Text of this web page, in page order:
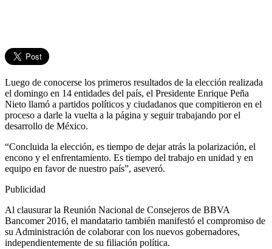
Luego de conocerse los primeros resultados de la elección realizada
el domingo en 14 entidades del país, el Presidente Enrique Peña
Nieto llamó a partidos políticos y ciudadanos que compitieron en el
proceso a darle la vuelta a la página y seguir trabajando por el
desarrollo de México.
“Concluida la elección, es tiempo de dejar atrás la polarización, el
encono y el enfrentamiento. Es tiempo del trabajo en unidad y en
equipo en favor de nuestro país”, aseveró.
Publicidad
Al clausurar la Reunión Nacional de Consejeros de BBVA
Bancomer 2016, el mandatario también manifestó el compromiso de
su Administración de colaborar con los nuevos gobernadores,
independientemente de su filiación política.